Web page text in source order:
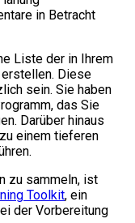
in Betracht
Liste der in Ihrem
Diese
sein. Sie haben
das Sie
Darüber hinaus
einem tieferen
zu sammeln, ist
Toolkit, ein
der Vorbereitung